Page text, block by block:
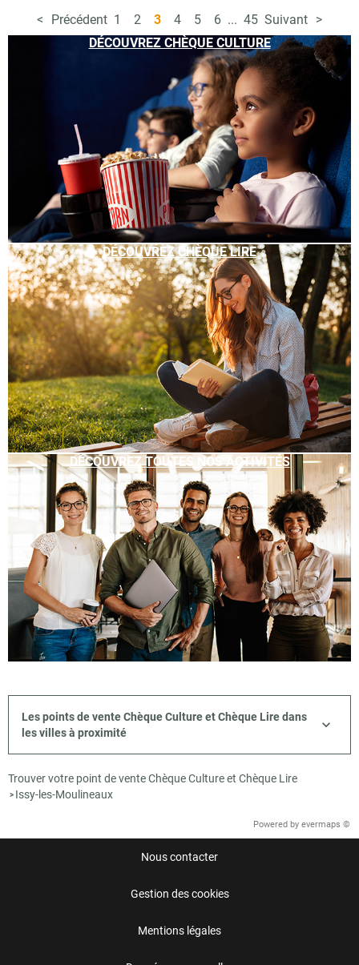
Précédent 1 2 3 4 5 6 ... 45 Suivant
DÉCOUVREZ CHÈQUE CULTURE
DÉCOUVREZ CHÈQUE LIRE
DÉCOUVREZ TOUTES NOS ACTIVITÉS
Les points de vente Chèque Culture et Chèque Lire dans
les villes à proximité
Trouver votre point de vente Chèque Culture et Chèque Lire
> Issy-les-Moulineaux
Powered by evermaps ©
Nous contacter
Gestion des cookies
Mentions légales